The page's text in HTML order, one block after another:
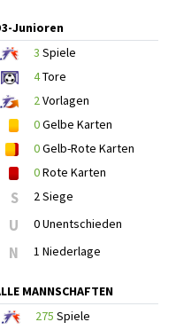
Junioren
3 Spiele
4Tore
2 Vorlagen
0Gelbe Karten
0Gelb-Rote Karten
0Rote Karten
S 2 Siege
U 0 Unentschieden
N 1 Niederlage
MANNSCHAFTEN
275 Spiele